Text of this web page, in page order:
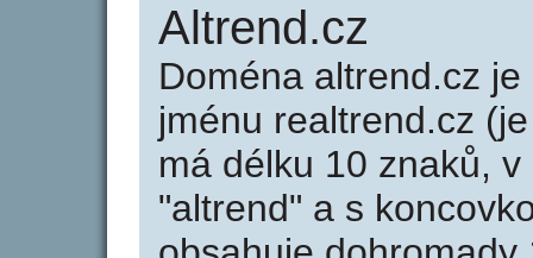
Altrend.cz
Doména altrend.cz
jménu realtrend.cz
má délku 10 znaků,
"altrend" a s